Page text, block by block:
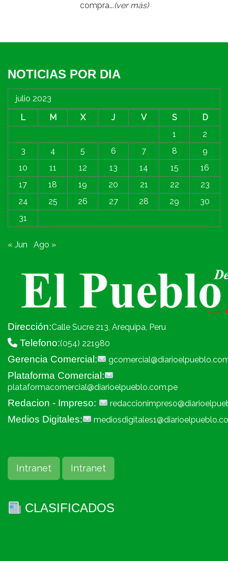
compra...(ver más)
NOTICIAS POR DIA
julio 2023
L
M X J V S
D
1
2
3
4 5 6 7 8
9
10
11 12 13 14 15
16
17
18 19 20 21 22
23
24
25 26 27 28 29
30
31
« Jun Ago »
Dirección:Calle Sucre 213, Arequipa, Peru
Telefono:(054) 221980
Gerencia Comercial:
Plataforma Comercial:
plataformacomercial@diarioelpueblo.com.pe
Redacion - Impreso:
Medios Digitales:
Intranet Intranet
CLASIFICADOS